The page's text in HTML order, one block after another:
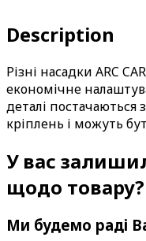
Description
Різні насадки ARC
економічне
деталі
кріплень і можуть
У вас
щодо товару?
Ми будемо раді